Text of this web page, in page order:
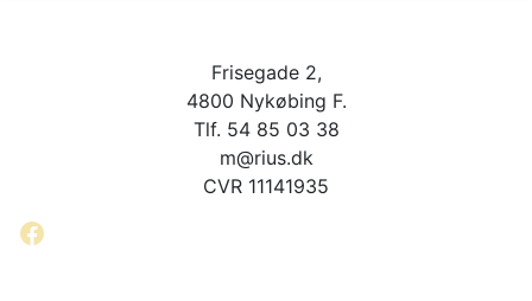
Frisegade 2,
4800 Nykøbing F.
Tlf. 54 85 03 38
m@rius.dk
CVR 11141935
Facebook